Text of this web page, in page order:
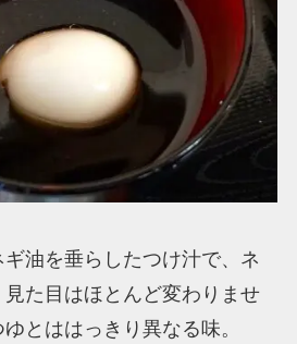
油を垂らしたつけ汁で、ネ
た目はほとんど変わりませ
とははっきり異なる味。